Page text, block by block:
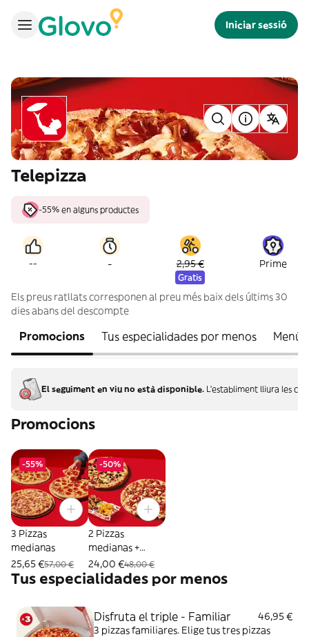
Iniciar sessió
Telepizza
-55% en alguns productes
-- - 2,95 €
Gratis
Prime
Els preus ratllats corresponen al preu més baix dels últims 30
dies abans del descompte
Promocions Tus especialidades por menos Menú
El seguiment en viu no està disponible. L'establiment lliura les
Promocions
-55%
3 Pizzas
medianas
25,65 €57,00 €
-50%
2 Pizzas
medianas +
Combo Mix
24,00 €48,00 €
Tus especialidades por menos
Disfruta el triple - Familiar
46,95 €
3 pizzas familiares. Elige tus tres pizzas